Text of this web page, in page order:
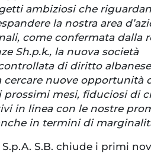
ambiziosi che
la nostra area
come confermata dalla
Sh.p.k., la nuova società
di diritto
cercare nuove opportunità
mesi, fiduciosi di
in linea con le nostre
in termini di
S.B. chiude i primi